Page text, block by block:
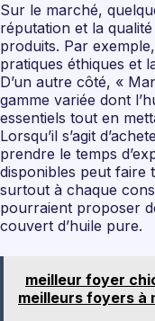
Sur le marché,
réputation et la
produits. Par
pratiques éthiques et
D’un autre côté, «
gamme variée dont
essentiels tout en
Lorsqu’il s’agit
prendre le temps
disponibles peut faire
surtout à chaque
pourraient proposer
couvert d’huile pure.
meilleur foyer
meilleurs foyers à